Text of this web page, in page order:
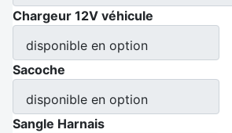
Chargeur 12V véhicule
disponible en option
Sacoche
disponible en option
Sangle Harnais